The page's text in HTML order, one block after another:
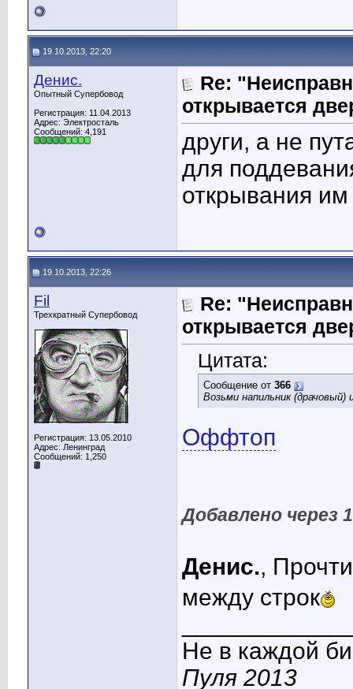
19.10.2013, 22:20
Денис.
Опытный Супербовод
Регистрация: 11.04.2013
Адрес: Электросталь
Сообщений: 4,191
Re:
открывается
други, а не
для
открывания
19.10.2013, 22:26
Fil
Трехкратный Супербовод
Регистрация: 13.05.2010
Адрес: Ленинград
Сообщений: 1,250
Re:
открывается
Цитата:
Сообщение от 366
Возьми напильник (драчовый)
Оффтоп
Добавлено через
Денис.,
между строк
Не в каждой
Пуля 2013